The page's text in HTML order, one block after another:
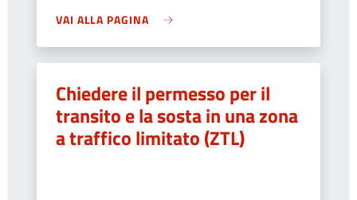
VAI ALLA PAGINA
Chiedere il permesso per il
transito e la sosta in una zona
a traffico limitato (ZTL)